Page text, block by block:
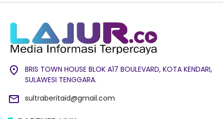
BRIS TOWN HOUSE BLOK A17 BOULEVARD, KOTA KENDARI,
SULAWESI TENGGARA.
sultraberitaid@gmail.com